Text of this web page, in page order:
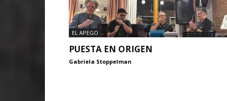
EL APEGO
PUESTA EN ORIGEN
Gabriela Stoppelman